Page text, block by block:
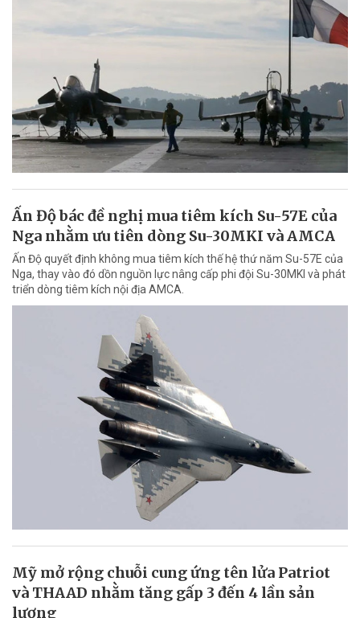
Ấn Độ bác đề nghị mua tiêm kích Su-57E của
Nga nhằm ưu tiên dòng Su-30MKI và AMCA
Ấn Độ quyết định không mua tiêm kích thế hệ thứ năm Su-57E của
Nga, thay vào đó dồn nguồn lực nâng cấp phi đội Su-30MKI và phát
triển dòng tiêm kích nội địa AMCA.
Mỹ mở rộng chuỗi cung ứng tên lửa Patriot
và THAAD nhằm tăng gấp 3 đến 4 lần sản
lượng